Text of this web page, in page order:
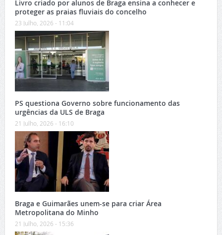
Livro criado por alunos de Braga ensina a conhecer e
proteger as praias fluviais do concelho
23 Julho, 2026 - 11:04
PS questiona Governo sobre funcionamento das
urgências da ULS de Braga
21 Julho, 2026 - 16:10
Braga e Guimarães unem-se para criar Área
Metropolitana do Minho
21 Julho, 2026 - 15:36